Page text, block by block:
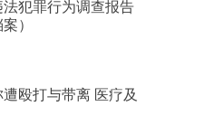
犯罪行为调查报告
）
殴打与带离 医疗及